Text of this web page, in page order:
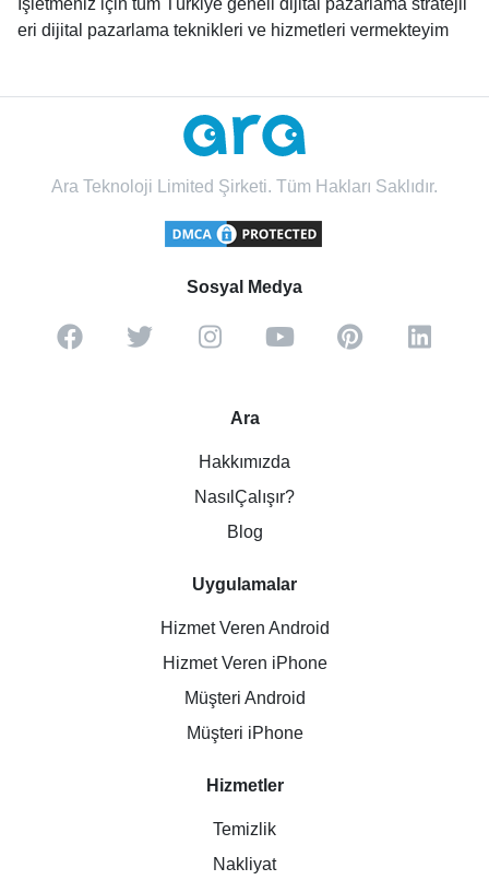
İşletmeniz için tüm Türkiye geneli dijital pazarlama stratejil
eri dijital pazarlama teknikleri ve hizmetleri vermekteyim
Ara Teknoloji Limited Şirketi. Tüm Hakları Saklıdır.
Sosyal Medya
Ara
Hakkımızda
NasılÇalışır?
Blog
Uygulamalar
Hizmet Veren Android
Hizmet Veren iPhone
Müşteri Android
Müşteri iPhone
Hizmetler
Temizlik
Nakliyat